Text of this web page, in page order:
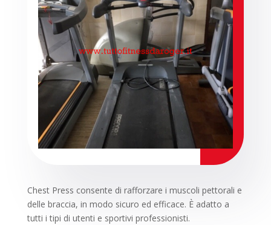
Chest Press consente di rafforzare i muscoli pettorali e
delle braccia, in modo sicuro ed efficace. È adatto a
tutti i tipi di utenti e sportivi professionisti.